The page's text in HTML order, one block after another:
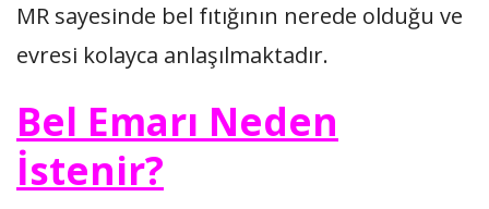
MR sayesinde bel fıtığının nerede olduğu ve
evresi kolayca anlaşılmaktadır.
Bel Emarı Neden
İstenir?